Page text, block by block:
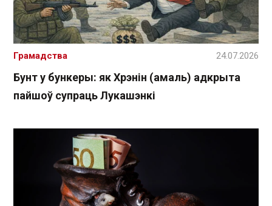
Бунт у бункеры: як Хрэнін (амаль) адкрыта
пайшоў супраць Лукашэнкі
Грамадства 24.07.2026